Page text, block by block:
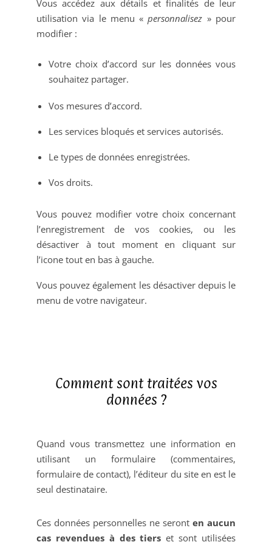
Vous accédez aux détails et finalités de leur
utilisation via le menu «personnalisez » pour
modifier :
Votre choix d’accord sur les données vous
souhaitez partager.
Vos mesures d’accord.
Les services bloqués et services autorisés.
Le types de données enregistrées.
Vos droits.
Vous pouvez modifier votre choix concernant
l’enregistrement de vos cookies, ou les
désactiver à tout moment en cliquant sur
l’icone tout en bas à gauche.
Vous pouvez également les désactiver depuis le
menu de votre navigateur.
Comment sont traitées vos
données ?
Quand vous transmettez une information en
utilisant un formulaire (commentaires,
formulaire de contact), l’éditeur du site en est le
seul destinataire.
Ces données personnelles ne seront en aucun
cas revendues à des tiers et sont utilisées